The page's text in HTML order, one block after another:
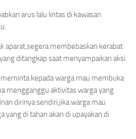
arus lalu lintas di kawasan
aparat,segera membebaskan kerabat
ditangkap saat menyampaikan aksi.
kepada warga mau membuka
mengganggu aktivitas warga yang
dirinya sendiri,jika warga mau
yang di tahan akan di upayakan di